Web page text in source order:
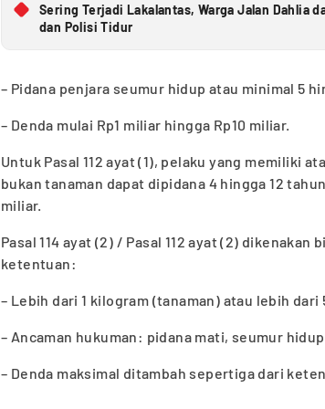
Sering Terjadi Lakalantas, Warga Jalan Dahlia
dan Polisi Tidur
– Pidana penjara seumur hidup atau minimal 5
– Denda mulai Rp1 miliar hingga Rp10 miliar.
Untuk Pasal 112 ayat (1), pelaku yang memiliki
bukan tanaman dapat dipidana 4 hingga 12
miliar.
Pasal 114 ayat (2) / Pasal 112 ayat (2)
ketentuan:
– Lebih dari 1 kilogram (tanaman) atau lebih dari
– Ancaman hukuman: pidana mati, seumur
– Denda maksimal ditambah sepertiga dari